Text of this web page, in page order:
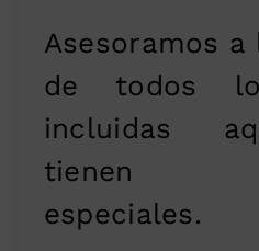
Asesoramos a
de todos
incluidas
tienen
especiales.